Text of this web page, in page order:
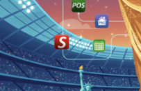
hospedaje
para
el
Mundial
2026